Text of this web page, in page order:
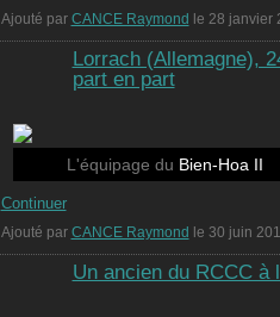
Ajouté par CANCE Raymond le 28
Lorrach (Allemagne),
part en part
L'équipage du Bien-Hoa II
Continuer
Ajouté par CANCE Raymond le 30 juin
Un ancien du RCCC à